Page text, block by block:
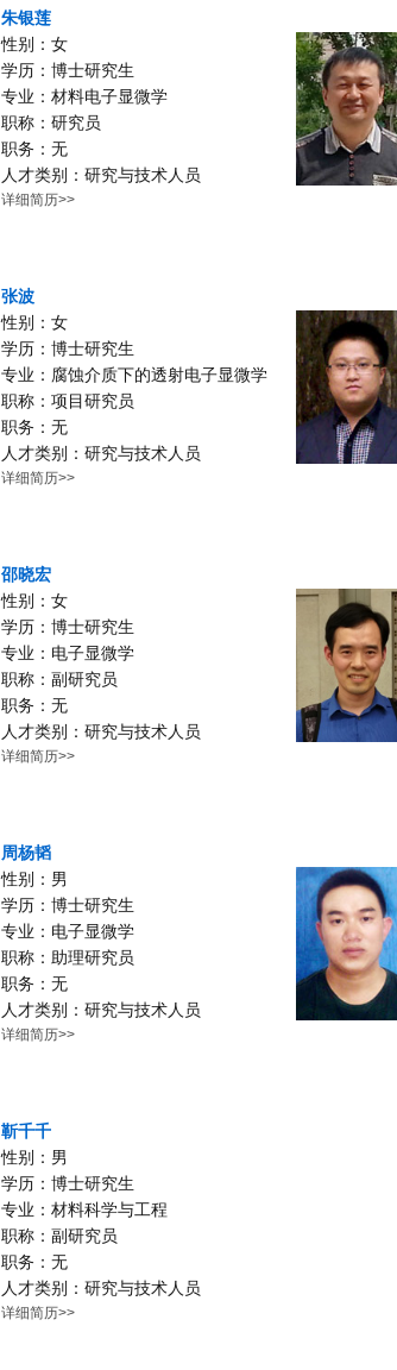
朱银莲
性别：女
学历：博士研究生
专业：材料电子显微学
职称：研究员
职务：无
人才类别：研究与技术人员
详细简历>>
张波
性别：女
学历：博士研究生
专业：腐蚀介质下的透射电子显微学
职称：项目研究员
职务：无
人才类别：研究与技术人员
详细简历>>
邵晓宏
性别：女
学历：博士研究生
专业：电子显微学
职称：副研究员
职务：无
人才类别：研究与技术人员
详细简历>>
周杨韬
性别：男
学历：博士研究生
专业：电子显微学
职称：助理研究员
职务：无
人才类别：研究与技术人员
详细简历>>
靳千千
性别：男
学历：博士研究生
专业：材料科学与工程
职称：副研究员
职务：无
人才类别：研究与技术人员
详细简历>>